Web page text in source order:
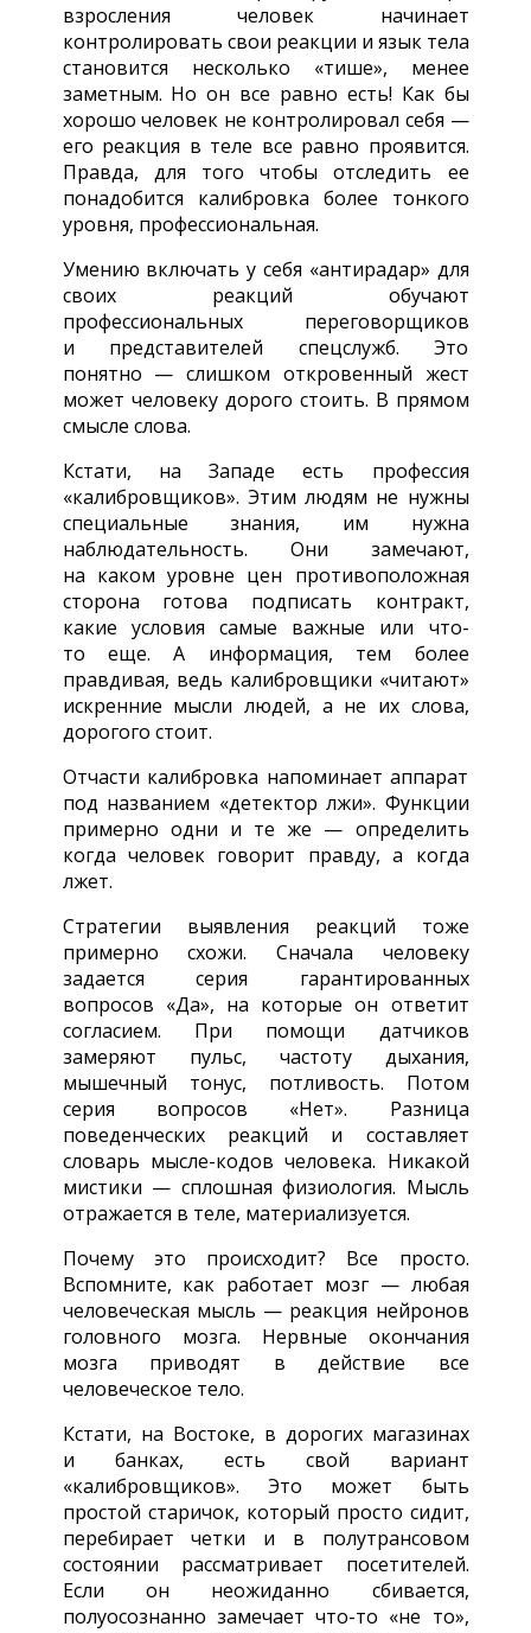
взросления человек начинает
контролировать свои реакции и язык тела
становится несколько «тише», менее
заметным. Но он все равно есть! Как бы
хорошо человек не контролировал себя —
его реакция в теле все равно проявится.
Правда, для того чтобы отследить ее
понадобится калибровка более тонкого
уровня, профессиональная.
Умению включать у себя «антирадар» для
своих реакций обучают
профессиональных переговорщиков
и представителей спецслужб. Это
понятно — слишком откровенный жест
может человеку дорого стоить. В прямом
смысле слова.
Кстати, на Западе есть профессия
«калибровщиков». Этим людям не нужны
специальные знания, им нужна
наблюдательность. Они замечают,
на каком уровне цен противоположная
сторона готова подписать контракт,
какие условия самые важные или что-
то еще. А информация, тем более
правдивая, ведь калибровщики «читают»
искренние мысли людей, а не их слова,
дорогого стоит.
Отчасти калибровка напоминает аппарат
под названием «детектор лжи». Функции
примерно одни и те же — определить
когда человек говорит правду, а когда
лжет.
Стратегии выявления реакций тоже
примерно схожи. Сначала человеку
задается серия гарантированных
вопросов «Да», на которые он ответит
согласием. При помощи датчиков
замеряют пульс, частоту дыхания,
мышечный тонус, потливость. Потом
серия вопросов «Нет». Разница
поведенческих реакций и составляет
словарь мысле-кодов человека. Никакой
мистики — сплошная физиология. Мысль
отражается в теле, материализуется.
Почему это происходит? Все просто.
Вспомните, как работает мозг — любая
человеческая мысль — реакция нейронов
головного мозга. Нервные окончания
мозга приводят в действие все
человеческое тело.
Кстати, на Востоке, в дорогих магазинах
и банках, есть свой вариант
«калибровщиков». Это может быть
простой старичок, который просто сидит,
перебирает четки и в полутрансовом
состоянии рассматривает посетителей.
Если он неожиданно сбивается,
полуосознанно замечает что-то «не то»,